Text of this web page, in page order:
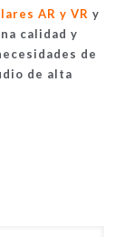
AR y VR y
calidad y
de
de alta